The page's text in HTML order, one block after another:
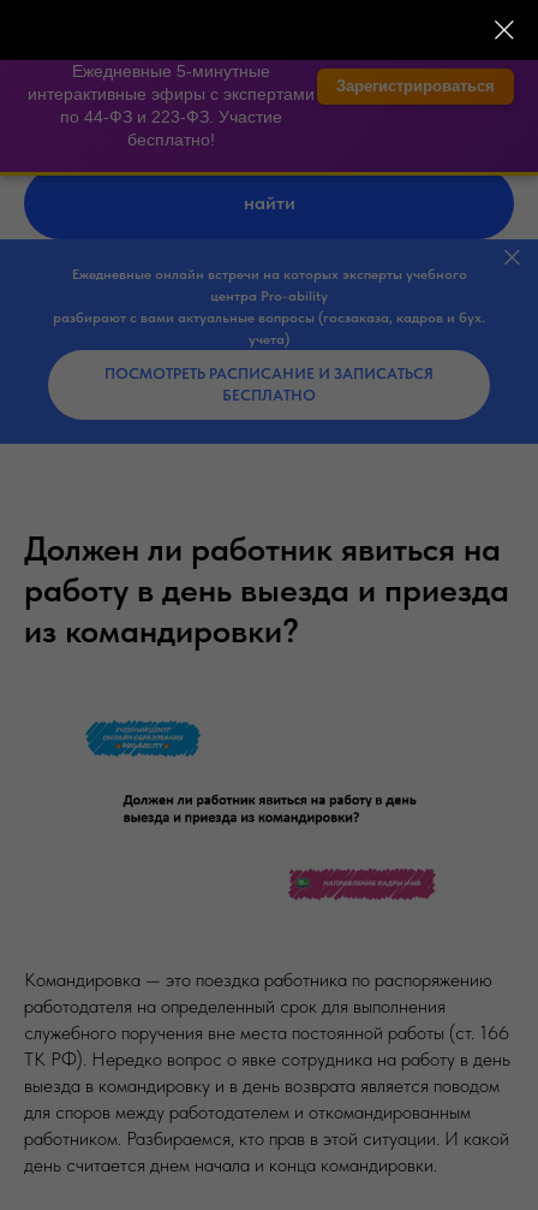
найти
Ежедневные онлайн встречи на которых эксперты учебного
центра Pro-ability
разбирают с вами актуальные вопросы (госзаказа, кадров и бух.
учета)
ПОСМОТРЕТЬ РАСПИСАНИЕ И ЗАПИСАТЬСЯ
БЕСПЛАТНО
Должен ли работник явиться на
работу в день выезда и приезда
из командировки?
Командировка — это поездка работника по распоряжению
работодателя на определенный срок для выполнения
служебного поручения вне места постоянной работы (ст. 166
ТК РФ). Нередко вопрос о явке сотрудника на работу в день
выезда в командировку и в день возврата является поводом
для споров между работодателем и откомандированным
работником. Разбираемся, кто прав в этой ситуации. И какой
день считается днем начала и конца командировки.